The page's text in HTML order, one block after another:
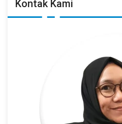
Kontak Kami